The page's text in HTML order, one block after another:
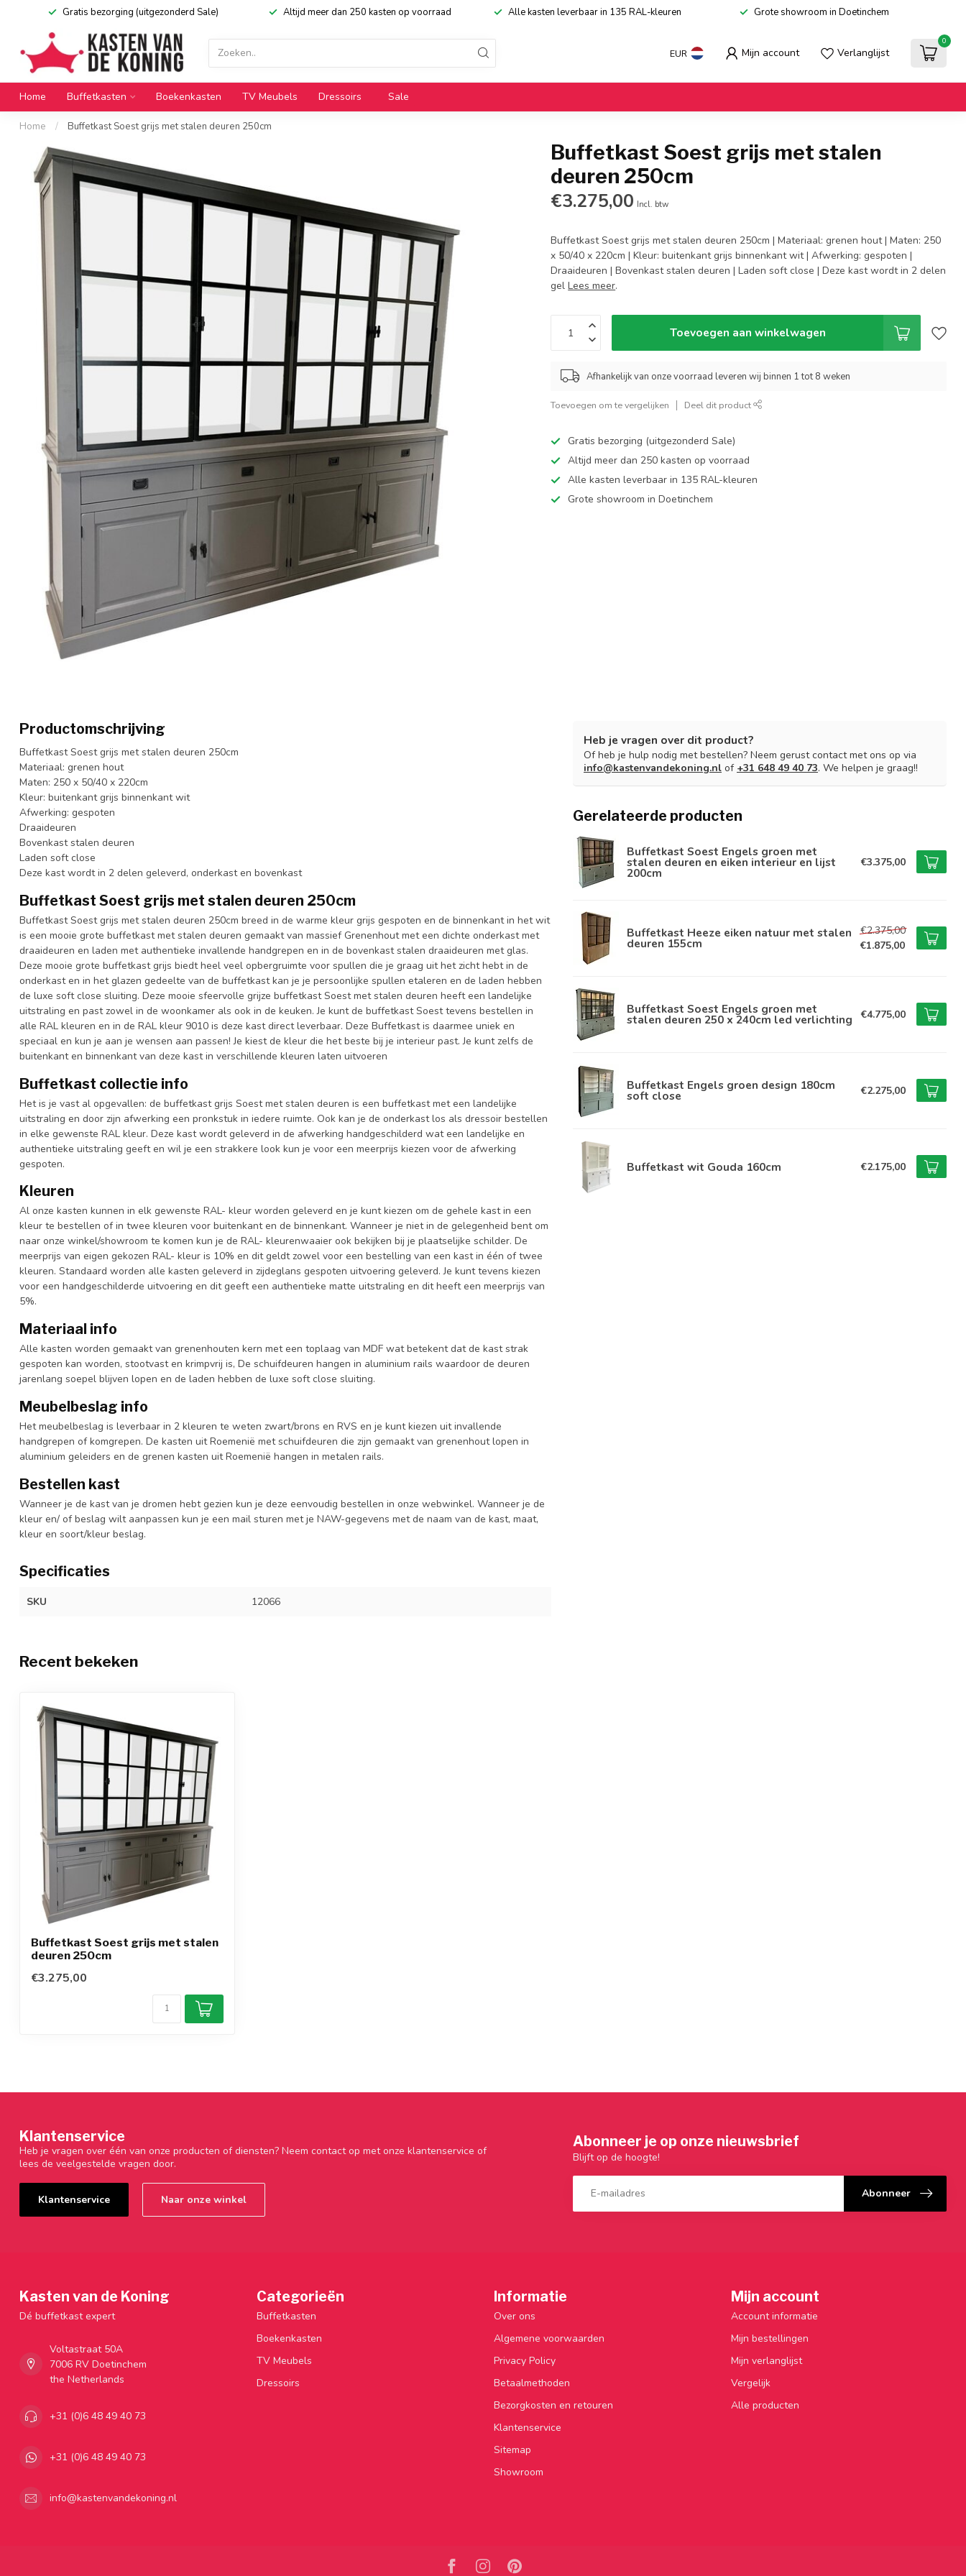
Gratis bezorging (uitgezonderd Sale) Altijd meer dan 250 kasten op voorraad Alle kasten leverbaar in 135 RAL-kleuren Grote showroom in Doetinchem
EUR Mijn account Verlanglijst
0
Home Buffetkasten Boekenkasten TV Meubels Dressoirs Sale
Home / Buffetkast Soest grijs met stalen deuren 250cm
Buffetkast Soest grijs met stalen
deuren 250cm
€3.275,00 Incl. btw
Buffetkast Soest grijs met stalen deuren 250cm | Materiaal: grenen hout | Maten: 250
x 50/40 x 220cm | Kleur: buitenkant grijs binnenkant wit | Afwerking: gespoten |
Draaideuren | Bovenkast stalen deuren | Laden soft close | Deze kast wordt in 2 delen
gelLees meer.
Toevoegen aan winkelwagen
Afhankelijk van onze voorraad leveren wij binnen 1 tot 8 weken
Toevoegen om te vergelijken Deel dit product
Gratis bezorging (uitgezonderd Sale)
Altijd meer dan 250 kasten op voorraad
Alle kasten leverbaar in 135 RAL-kleuren
Grote showroom in Doetinchem
Productomschrijving
Buffetkast Soest grijs met stalen deuren 250cm
Materiaal: grenen hout
Maten: 250 x 50/40 x 220cm
Kleur: buitenkant grijs binnenkant wit
Afwerking: gespoten
Draaideuren
Bovenkast stalen deuren
Laden soft close
Deze kast wordt in 2 delen geleverd, onderkast en bovenkast
Buffetkast Soest grijs met stalen deuren 250cm
Buffetkast Soest grijs met stalen deuren 250cm breed in de warme kleur grijs gespoten en de binnenkant in het wit
is een mooie grote buffetkast met stalen deuren gemaakt van massief Grenenhout met een dichte onderkast met
draaideuren en laden met authentieke invallende handgrepen en in de bovenkast stalen draaideuren met glas.
Deze mooie grote buffetkast grijs biedt heel veel opbergruimte voor spullen die je graag uit het zicht hebt in de
onderkast en in het glazen gedeelte van de buffetkast kan je je persoonlijke spullen etaleren en de laden hebben
de luxe soft close sluiting. Deze mooie sfeervolle grijze buffetkast Soest met stalen deuren heeft een landelijke
uitstraling en past zowel in de woonkamer als ook in de keuken. Je kunt de buffetkast Soest tevens bestellen in
alle RAL kleuren en in de RAL kleur 9010 is deze kast direct leverbaar. Deze Buffetkast is daarmee uniek en
speciaal en kun je aan je wensen aan passen! Je kiest de kleur die het beste bij je interieur past. Je kunt zelfs de
buitenkant en binnenkant van deze kast in verschillende kleuren laten uitvoeren
Buffetkast collectie info
Het is je vast al opgevallen: de buffetkast grijs Soest met stalen deuren is een buffetkast met een landelijke
uitstraling en door zijn afwerking een pronkstuk in iedere ruimte. Ook kan je de onderkast los als dressoir bestellen
in elke gewenste RAL kleur. Deze kast wordt geleverd in de afwerking handgeschilderd wat een landelijke en
authentieke uitstraling geeft en wil je een strakkere look kun je voor een meerprijs kiezen voor de afwerking
gespoten.
Kleuren
Al onze kasten kunnen in elk gewenste RAL- kleur worden geleverd en je kunt kiezen om de gehele kast in een
kleur te bestellen of in twee kleuren voor buitenkant en de binnenkant. Wanneer je niet in de gelegenheid bent om
naar onze winkel/showroom te komen kun je de RAL- kleurenwaaier ook bekijken bij je plaatselijke schilder. De
meerprijs van eigen gekozen RAL- kleur is 10% en dit geldt zowel voor een bestelling van een kast in één of twee
kleuren. Standaard worden alle kasten geleverd in zijdeglans gespoten uitvoering geleverd. Je kunt tevens kiezen
voor een handgeschilderde uitvoering en dit geeft een authentieke matte uitstraling en dit heeft een meerprijs van
5%.
Materiaal info
Alle kasten worden gemaakt van grenenhouten kern met een toplaag van MDF wat betekent dat de kast strak
gespoten kan worden, stootvast en krimpvrij is, De schuifdeuren hangen in aluminium rails waardoor de deuren
jarenlang soepel blijven lopen en de laden hebben de luxe soft close sluiting.
Meubelbeslag info
Het meubelbeslag is leverbaar in 2 kleuren te weten zwart/brons en RVS en je kunt kiezen uit invallende
handgrepen of komgrepen. De kasten uit Roemenië met schuifdeuren die zijn gemaakt van grenenhout lopen in
aluminium geleiders en de grenen kasten uit Roemenië hangen in metalen rails.
Bestellen kast
Wanneer je de kast van je dromen hebt gezien kun je deze eenvoudig bestellen in onze webwinkel. Wanneer je de
kleur en/ of beslag wilt aanpassen kun je een mail sturen met je NAW-gegevens met de naam van de kast, maat,
kleur en soort/kleur beslag.
Specificaties
SKU 12066
Heb je vragen over dit product?
Of heb je hulp nodig met bestellen? Neem gerust contact met ons op via
info@kastenvandekoning.nl of +31 648 49 40 73. We helpen je graag!!
Gerelateerde producten
Buffetkast Soest Engels groen met
stalen deuren en eiken interieur en lijst
200cm
€3.375,00
Buffetkast Heeze eiken natuur met stalen
deuren 155cm
€2.375,00
€1.875,00
Buffetkast Soest Engels groen met
stalen deuren 250 x 240cm led verlichting €4.775,00
Buffetkast Engels groen design 180cm
soft close €2.275,00
Buffetkast wit Gouda 160cm €2.175,00
Recent bekeken
Buffetkast Soest grijs met stalen
deuren 250cm
€3.275,00
Klantenservice
Heb je vragen over één van onze producten of diensten? Neem contact op met onze klantenservice of
lees de veelgestelde vragen door.
Klantenservice Naar onze winkel
Abonneer je op onze nieuwsbrief
Blijft op de hoogte!
Abonneer
Kasten van de Koning
Dé buffetkast expert
Voltastraat 50A
7006 RV Doetinchem
the Netherlands
+31 (0)6 48 49 40 73
+31 (0)6 48 49 40 73
info@kastenvandekoning.nl
Categorieën
Buffetkasten
Boekenkasten
TV Meubels
Dressoirs
Informatie
Over ons
Algemene voorwaarden
Privacy Policy
Betaalmethoden
Bezorgkosten en retouren
Klantenservice
Sitemap
Showroom
Mijn account
Account informatie
Mijn bestellingen
Mijn verlanglijst
Vergelijk
Alle producten